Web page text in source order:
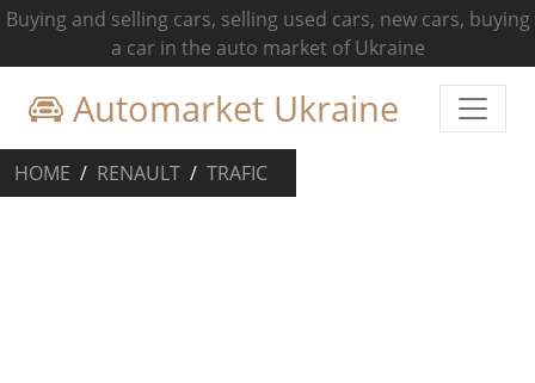
Buying and selling cars, selling used cars, new cars, buying
a car in the auto market of Ukraine
Automarket Ukraine
HOME RENAULT TRAFIC